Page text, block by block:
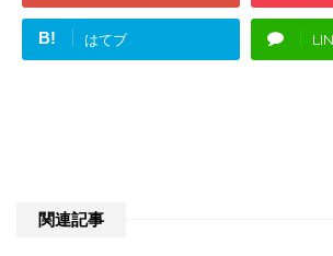
B! はてブ
関連記事